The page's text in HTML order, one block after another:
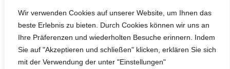
Wir verwenden Cookies auf unserer Website, um Ihnen das
beste Erlebnis zu bieten. Durch Cookies können wir uns an
Ihre Präferenzen und wiederholten Besuche erinnern. Indem
Sie auf "Akzeptieren und schließen" klicken, erklären Sie sich
mit der Verwendung der unter "Einstellungen"